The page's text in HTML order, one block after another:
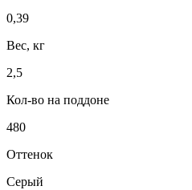
0,39
Вес, кг
2,5
Кол-во на поддоне
480
Оттенок
Серый